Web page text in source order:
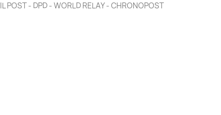
IL POST - DPD - WORLD RELAY - CHRONOPOST